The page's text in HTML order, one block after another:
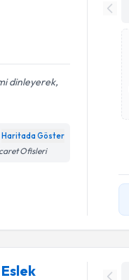
dinleyerek,
Haritada Göster
Ofisleri